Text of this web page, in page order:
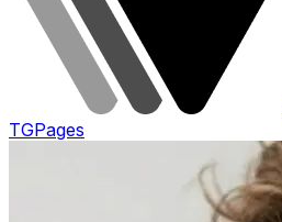
TGPages